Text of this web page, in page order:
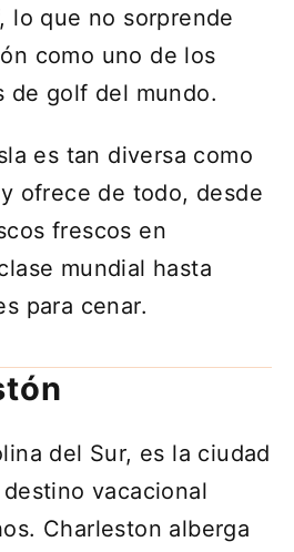
lo que no sorprende
como uno de los
de golf del mundo.
es tan diversa como
ofrece de todo, desde
frescos en
mundial hasta
para cenar.
del Sur, es la ciudad
vacacional
Charleston alberga